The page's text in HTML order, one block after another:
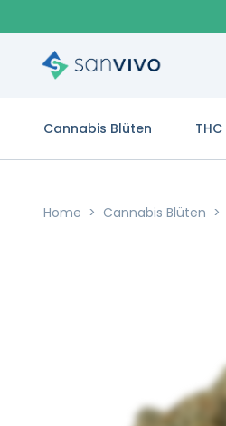
Cannabis Blüten
Home > Cannabis Blüten >